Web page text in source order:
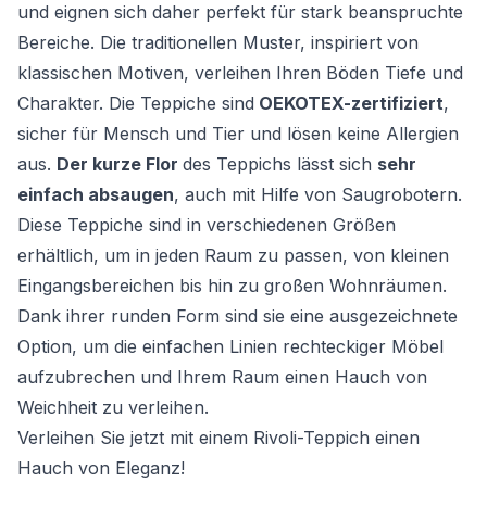
und eignen sich daher perfekt für stark beanspruchte
Bereiche. Die traditionellen Muster, inspiriert von
klassischen Motiven, verleihen Ihren Böden Tiefe und
Charakter. Die Teppiche sind OEKOTEX-zertifiziert,
sicher für Mensch und Tier und lösen keine Allergien
aus. Der kurze Flor des Teppichs lässt sich sehr
einfach absaugen, auch mit Hilfe von Saugrobotern.
Diese Teppiche sind in verschiedenen Größen
erhältlich, um in jeden Raum zu passen, von kleinen
Eingangsbereichen bis hin zu großen Wohnräumen.
Dank ihrer runden Form sind sie eine ausgezeichnete
Option, um die einfachen Linien rechteckiger Möbel
aufzubrechen und Ihrem Raum einen Hauch von
Weichheit zu verleihen.
Verleihen Sie jetzt mit einem Rivoli-Teppich einen
Hauch von Eleganz!